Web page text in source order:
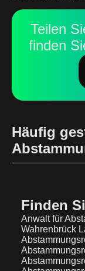
Teilen
finden
Häufig
Finden
Anwalt für
Wahrenbrück